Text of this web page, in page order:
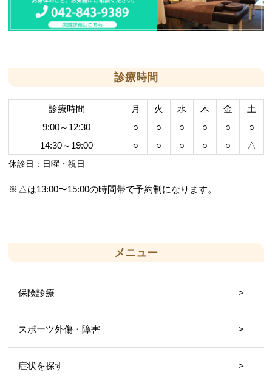
診療時間
診療時間 月 火 水 木 金
土
9:00～12:30
○ ○ ○ ○ ○
○
14:30～19:00
○ ○ ○ ○ ○ △
休診日：日曜・祝日
△は13:00〜15:00の時間帯で予約制になります。
メニュー
保険診療
スポーツ外傷・障害
症状を探す